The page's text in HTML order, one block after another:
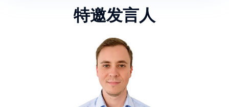
特邀发言人